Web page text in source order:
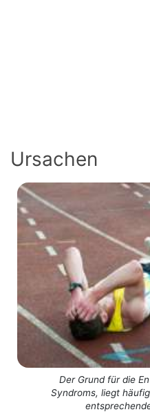
Ursachen
Der Grund für die
Syndroms, liegt